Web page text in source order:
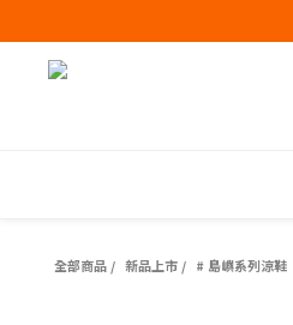
全部商品 / 新品上市 / # 島嶼系列涼鞋